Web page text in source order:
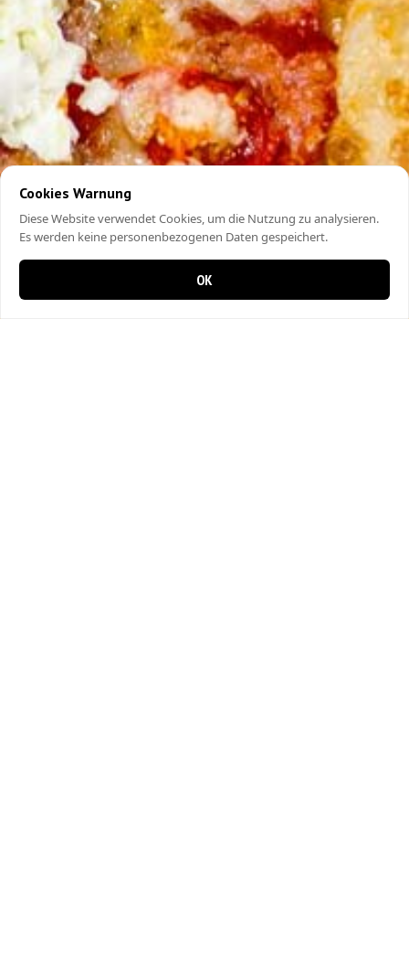
Cookies Warnung
Diese Website verwendet Cookies, um die Nutzung zu analysieren.
Es werden keine personenbezogenen Daten gespeichert.
OK